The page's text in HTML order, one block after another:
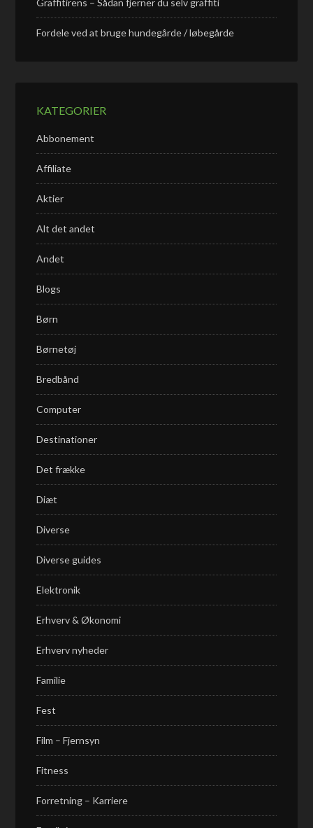
Graffitirens – Sådan fjerner du selv graffiti
Fordele ved at bruge hundegårde / løbegårde
KATEGORIER
Abbonement
Affiliate
Aktier
Alt det andet
Andet
Blogs
Børn
Børnetøj
Bredbånd
Computer
Destinationer
Det frække
Diæt
Diverse
Diverse guides
Elektronik
Erhverv & Økonomi
Erhverv nyheder
Familie
Fest
Film – Fjernsyn
Fitness
Forretning – Karriere